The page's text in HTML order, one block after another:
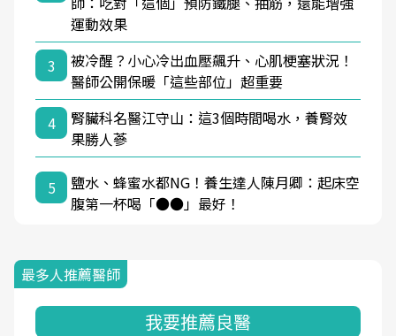
運動效果
3
被冷醒？小心冷出血壓飆升、心肌梗塞狀況！
醫師公開保暖「這些部位」超重要
4
腎臟科名醫江守山：這3個時間喝水，養腎效
果勝人蔘
5
鹽水、蜂蜜水都NG！養生達人陳月卿：起床空
腹第一杯喝「●●」最好！
最多人推薦醫師
我要推薦良醫